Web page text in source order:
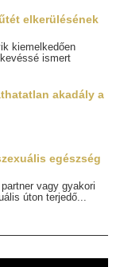
elkerülésének
kiemelkedően
ismert
akadály a
egészség
vagy gyakori
úton terjedő...